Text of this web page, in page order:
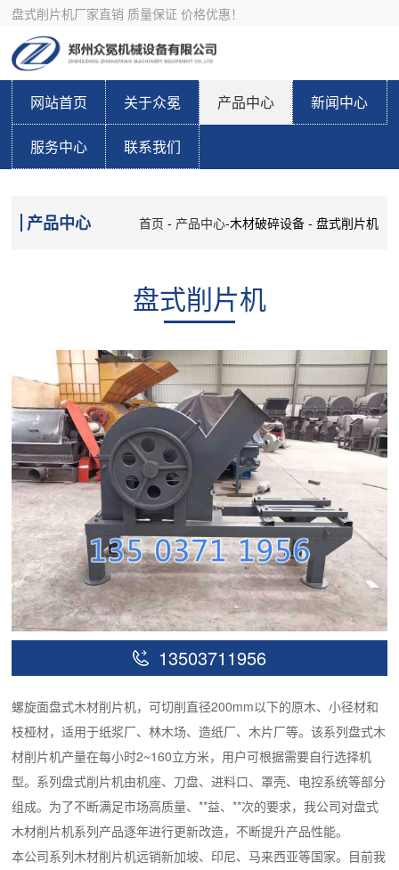
盘式削片机厂家直销 质量保证 价格优惠！
网站首页 关于众冕 产品中心 新闻中心
服务中心 联系我们
产品中心 首页 - 产品中心-木材破碎设备 - 盘式削片机
盘式削片机
13503711956
螺旋面盘式木材削片机，可切削直径200mm以下的原木、小径材和
枝桠材，适用于纸浆厂、林木场、造纸厂、木片厂等。该系列盘式木
材削片机产量在每小时2~160立方米，用户可根据需要自行选择机
型。系列盘式削片机由机座、刀盘、进料口、罩壳、电控系统等部分
组成。为了不断满足市场高质量、**益、**次的要求，我公司对盘式
木材削片机系列产品逐年进行更新改造，不断提升产品性能。
本公司系列木材削片机远销新加坡、印尼、马来西亚等国家。目前我